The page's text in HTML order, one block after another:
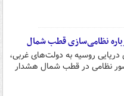
نظامی‌سازی قطب شمال
دریایی روسیه به دولت‌های غربی،
نظامی در قطب شمال هشدار